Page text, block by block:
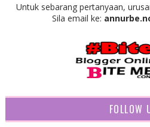
Untuk sebarang pertanyaan,
Sila email ke:
FOLLOW